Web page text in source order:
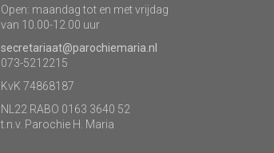
Open: maandag tot en met vrijdag
van 10.00-12.00 uur
secretariaat@parochiemaria.nl
073-5212215
KvK 74868187
NL22 RABO 0163 3640 52
t.n.v. Parochie H. Maria